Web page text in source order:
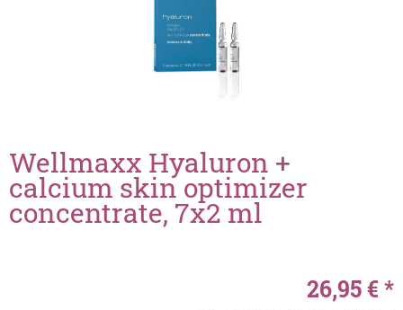
Wellmaxx Hyaluron +
calcium skin optimizer
concentrate, 7x2 ml
26,95 € *